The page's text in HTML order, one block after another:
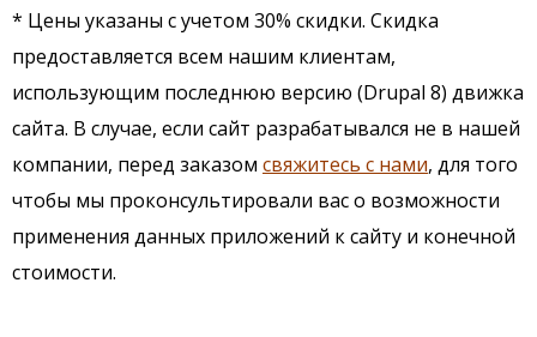
* Цены указаны с учетом 30% скидки. Скидка
предоставляется всем нашим клиентам,
использующим последнюю версию (Drupal 8) движка
сайта. В случае, если сайт разрабатывался не в нашей
компании, перед заказом свяжитесь с нами, для того
чтобы мы проконсультировали вас о возможности
применения данных приложений к сайту и конечной
стоимости.